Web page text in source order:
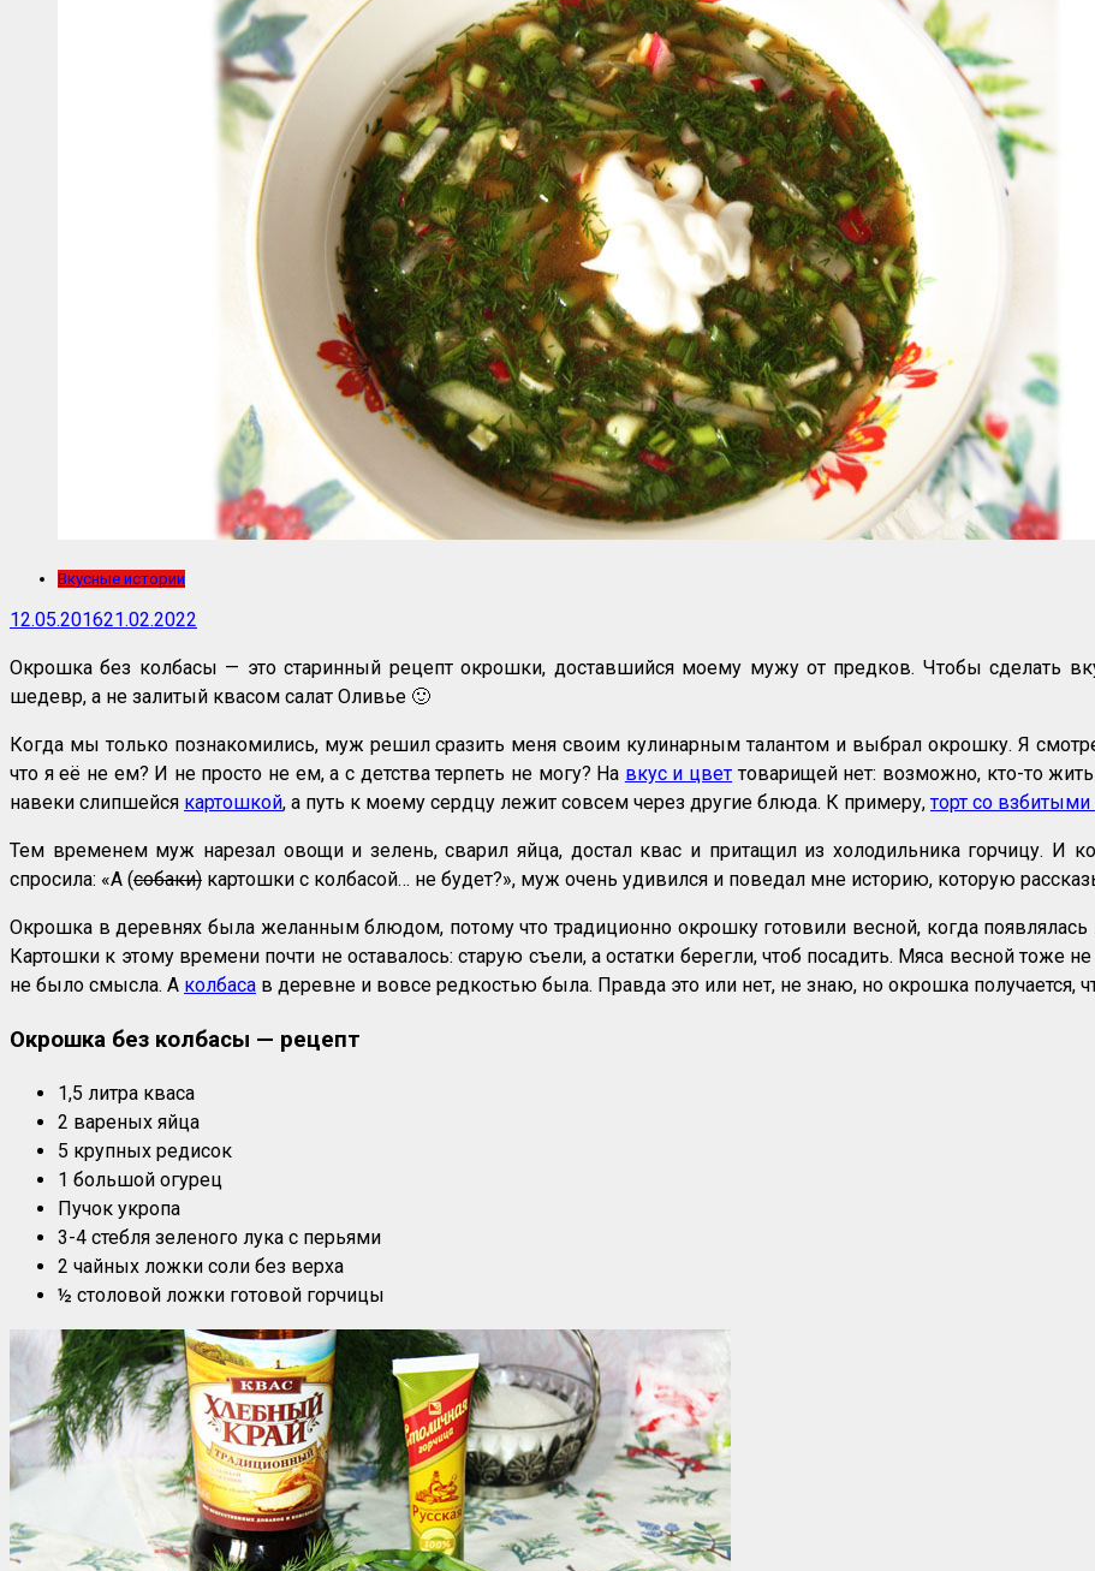
Вкусные истории
12.05.201621.02.2022
Окрошка без колбасы — это старинный рецепт окрошки, доставшийся моему мужу от предков. Чтобы сделать
шедевр, а не залитый квасом салат Оливье 🙂
Когда мы только познакомились, муж решил сразить меня своим кулинарным талантом и выбрал окрошку. Я
что я её не ем? И не просто не ем, а с детства терпеть не могу? На вкус и цвет товарищей нет: возможно, кто-то
навеки слипшейся картошкой, а путь к моему сердцу лежит совсем через другие блюда. К примеру, торт со
Тем временем муж нарезал овощи и зелень, сварил яйца, достал квас и притащил из холодильника горчицу.
спросила: «А (собаки) картошки с колбасой… не будет?», муж очень удивился и поведал мне историю, которую
Окрошка в деревнях была желанным блюдом, потому что традиционно окрошку готовили весной, когда появлялась
Картошки к этому времени почти не оставалось: старую съели, а остатки берегли, чтоб посадить. Мяса весной
не было смысла. А колбаса в деревне и вовсе редкостью была. Правда это или нет, не знаю, но окрошка получается,
Окрошка без колбасы — рецепт
1,5 литра кваса
2 вареных яйца
5 крупных редисок
1 большой огурец
Пучок укропа
3-4 стебля зеленого лука с перьями
2 чайных ложки соли без верха
½ столовой ложки готовой горчицы